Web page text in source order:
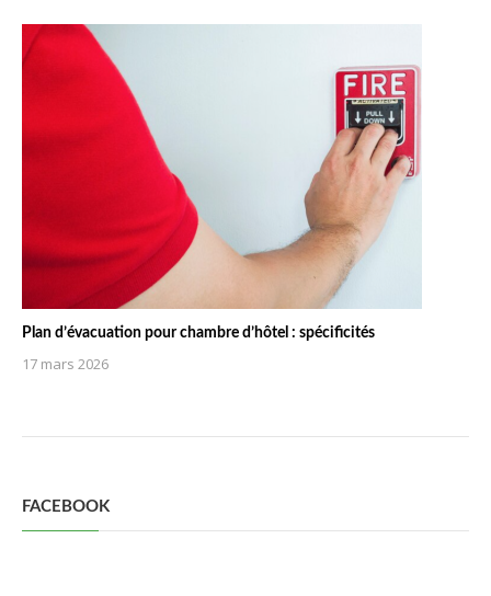
Plan d’évacuation pour chambre d’hôtel : spécificités
17 mars 2026
FACEBOOK